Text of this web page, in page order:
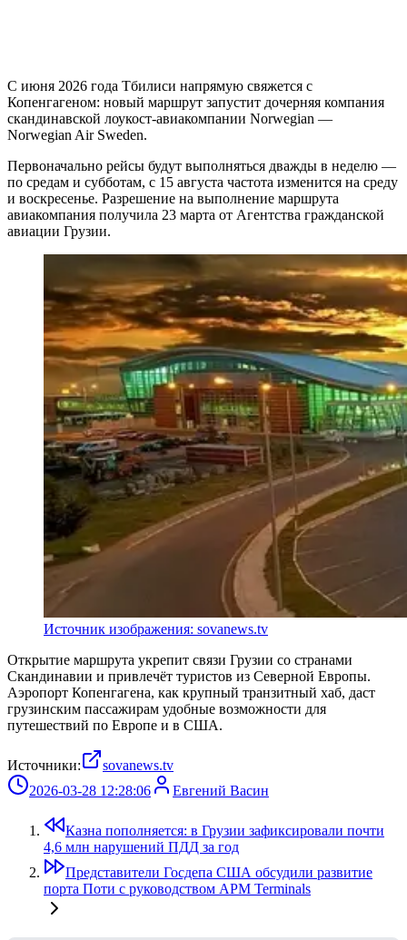
С июня 2026 года Тбилиси напрямую свяжется с
Копенгагеном: новый маршрут запустит дочерняя компания
скандинавской лоукост-авиакомпании Norwegian —
Norwegian Air Sweden.
Первоначально рейсы будут выполняться дважды в неделю —
по средам и субботам, с 15 августа частота изменится на среду
и воскресенье. Разрешение на выполнение маршрута
авиакомпания получила 23 марта от Агентства гражданской
авиации Грузии.
Источник изображения: sovanews.tv
Открытие маршрута укрепит связи Грузии со странами
Скандинавии и привлечёт туристов из Северной Европы.
Аэропорт Копенгагена, как крупный транзитный хаб, даст
грузинским пассажирам удобные возможности для
путешествий по Европе и в США.
Источники:
sovanews.tv
2026-03-28 12:28:06
Евгений Васин
Казна пополняется: в Грузии зафиксировали почти
4,6 млн нарушений ПДД за год
Представители Госдепа США обсудили развитие
порта Поти с руководством APM Terminals